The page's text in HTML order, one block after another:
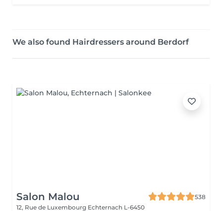
We also found Hairdressers around Berdorf
Salon Malou
538
12, Rue de Luxembourg Echternach L-6450